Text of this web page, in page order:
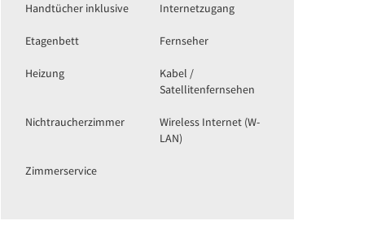
Handtücher inklusive
Internetzugang
Etagenbett Fernseher
Heizung
Kabel /
Satellitenfernsehen
Nichtraucherzimmer
Wireless Internet (W-
LAN)
Zimmerservice